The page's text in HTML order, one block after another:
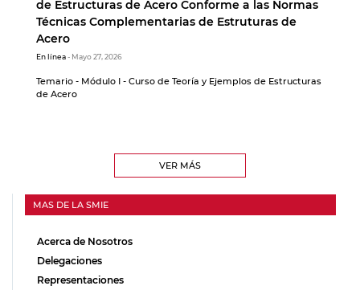
de Estructuras de Acero Conforme a las Normas
Técnicas Complementarias de Estruturas de
Acero
En línea- Mayo 27, 2026
Temario - Módulo I - Curso de Teoría y Ejemplos de Estructuras
de Acero
VER MÁS
MAS DE LA SMIE
Acerca de Nosotros
Delegaciones
Representaciones